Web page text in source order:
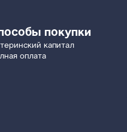
покупки
капитал
оплата